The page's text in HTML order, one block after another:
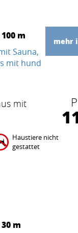
100 m
Sauna
mit hund
mehr
mit
Haustiere nicht
gestattet
30 m